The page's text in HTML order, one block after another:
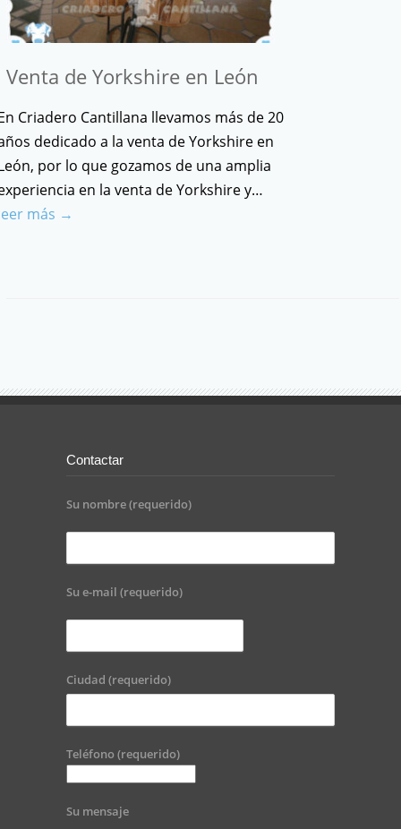
Venta de Yorkshire en León
Criadero Cantillana llevamos más de 20
dedicado a la venta de Yorkshire en
por lo que gozamos de una amplia
en la venta de Yorkshire y…
más →
Contactar
Su nombre (requerido)
Su e-mail (requerido)
Ciudad (requerido)
Teléfono (requerido)
Su mensaje